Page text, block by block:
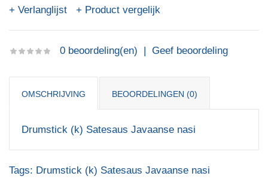
Verlanglijst Product vergelijk
0 beoordeling(en) | Geef beoordeling
OMSCHRIJVING BEOORDELINGEN (0)
Drumstick (k) Satesaus Javaanse nasi
Tags: Drumstick (k) Satesaus Javaanse nasi